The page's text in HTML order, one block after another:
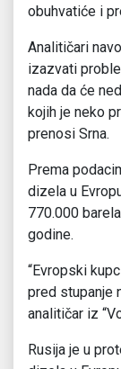
obuhvatiće i
Analitičari
izazvati
nada da će
kojih je neko
prenosi Srna.
Prema
dizela u
770.000
godine.
“Evropski
pred stupanje
analitičar iz
Rusija je u